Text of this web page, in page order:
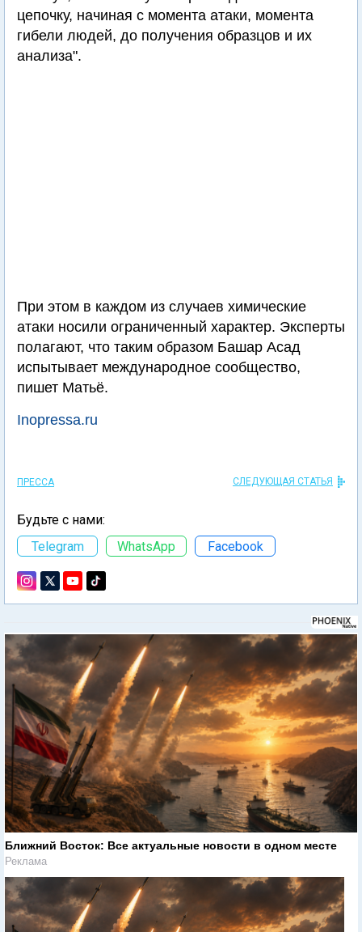
цепочку, начиная с момента атаки, момента
гибели людей, до получения образцов и их
анализа".
При этом в каждом из случаев химические
атаки носили ограниченный характер. Эксперты
полагают, что таким образом Башар Асад
испытывает международное сообщество,
пишет Матьё.
Inopressa.ru
ПРЕССА СЛЕДУЮЩАЯ СТАТЬЯ
Будьте с нами:
Telegram
WhatsApp Facebook
Ближний Восток: Все актуальные новости в одном месте
Реклама